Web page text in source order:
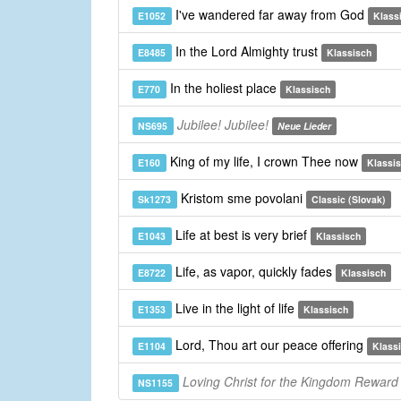
E1052 I've wandered far away from God
E8485 In the Lord Almighty trust Klassisch
E770 In the holiest place Klassisch
NS695 Jubilee! Jubilee! Neue Lieder
E160 King of my life, I crown Thee now
Sk1273 Kristom sme povolani Classic (Slovak)
E1043 Life at best is very brief Klassisch
E8722 Life, as vapor, quickly fades Klassisch
E1353 Live in the light of life Klassisch
E1104 Lord, Thou art our peace offering
NS1155 Loving Christ for the Kingdom Reward